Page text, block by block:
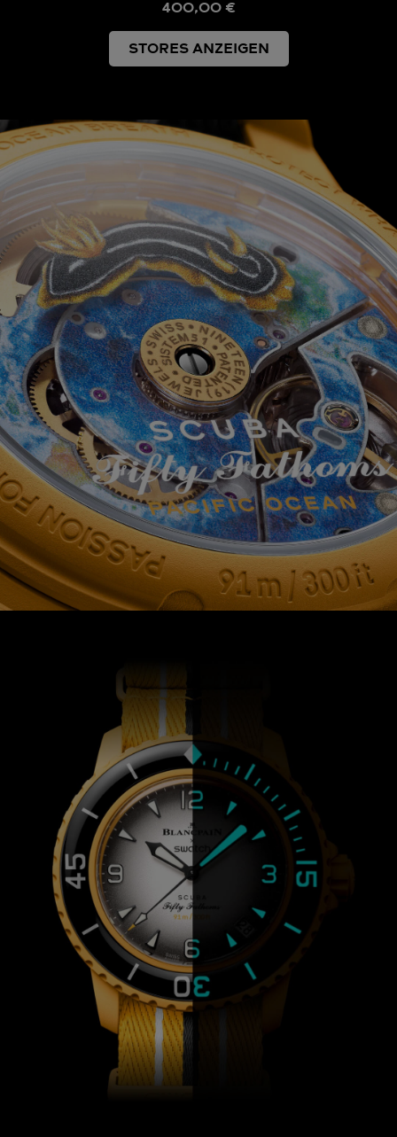
400,00 €
STORES ANZEIGEN